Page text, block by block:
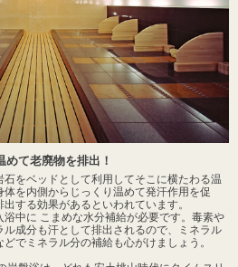
めて老廃物を排出！
石をベッドとして利用してそこに横たわる温
を内側からじっくり温めて発汗作用を促
する効果があるといわれています。
中に こまめな水分補給が必要です。毒素や
成分も汗として排出されるので、ミネラル
でミネラル分の補給も心がけましょう。